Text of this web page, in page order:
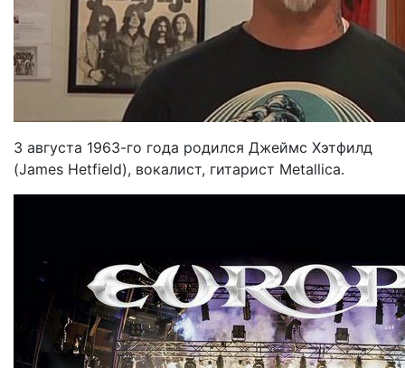
3 августа 1963-го года родился Джеймс Хэтфилд
(James Hetfield), вокалист, гитарист Metallica.